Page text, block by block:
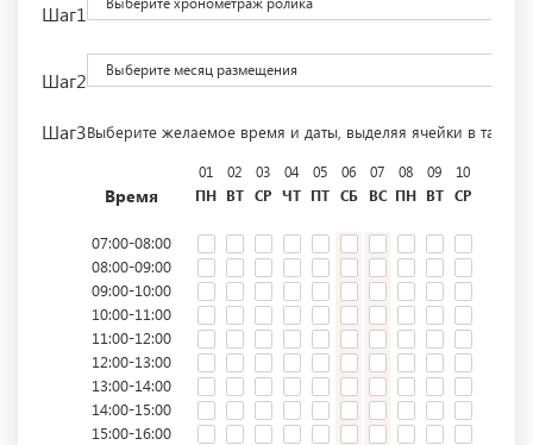
Шаг1
Шаг2 Выберите месяц размещения
Шаг3Выберите желаемое время и даты, выделяя ячейки в
Время
01
ПН
02
ВТ
03
СР
04
ЧТ
05
ПТ
06
СБ
07
ВС
08
ПН
09
ВТ
10
СР
07:00-08:00
08:00-09:00
09:00-10:00
10:00-11:00
11:00-12:00
12:00-13:00
13:00-14:00
14:00-15:00
15:00-16:00